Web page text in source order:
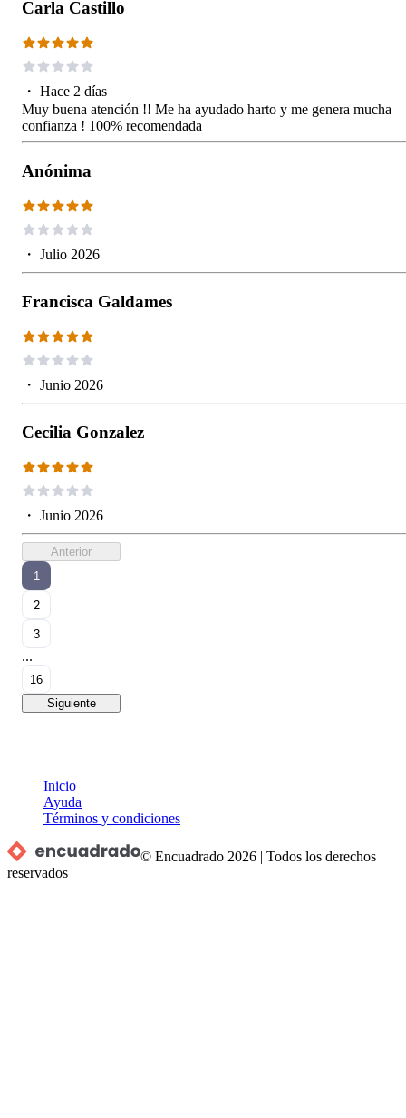
Carla Castillo
・ Hace 2 días
Muy buena atención !! Me ha ayudado harto y me genera mucha
confianza ! 100% recomendada
Anónima
・ Julio 2026
Francisca Galdames
・ Junio 2026
Cecilia Gonzalez
・ Junio 2026
Anterior
1
2
3
...
16
Siguiente
Inicio
Ayuda
Términos y condiciones
© Encuadrado 2026 |Todos los derechos
reservados